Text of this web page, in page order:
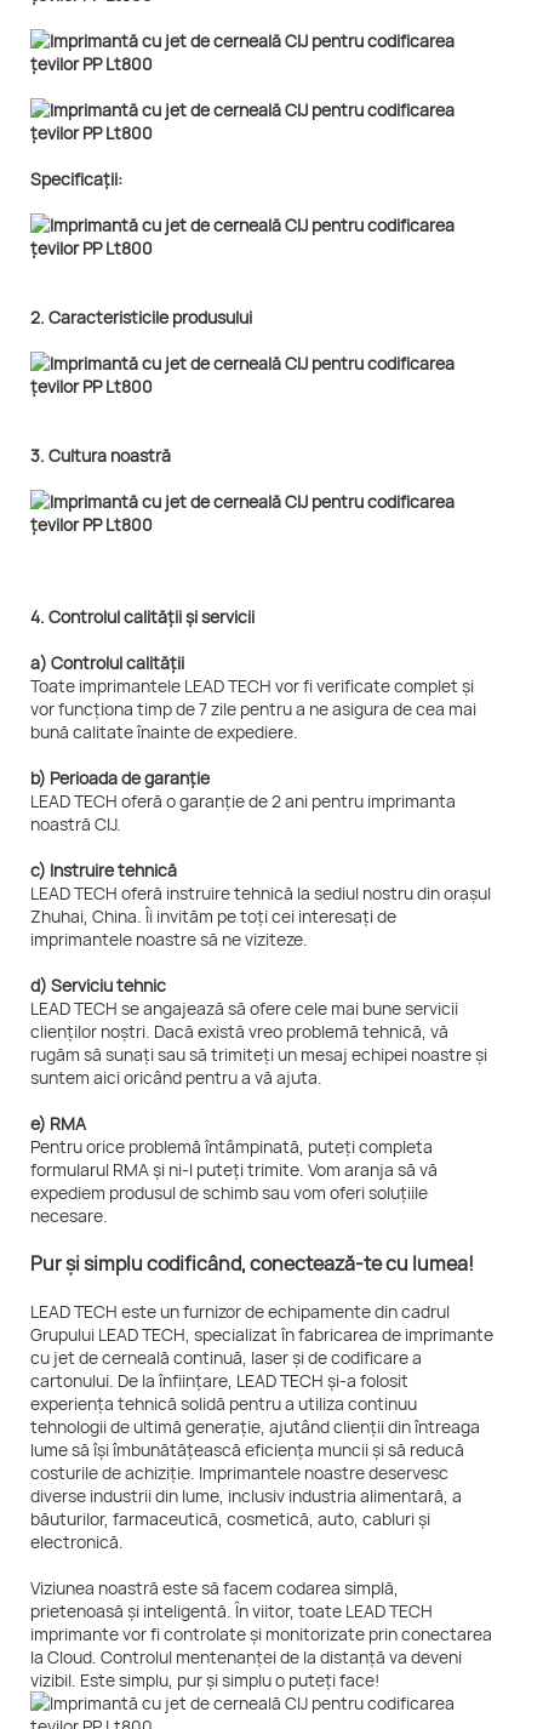
Specificații:
2. Caracteristicile produsului
3. Cultura noastră
4. Controlul calității și servicii
a) Controlul calității
Toate imprimantele LEAD TECH vor fi verificate complet și
vor funcționa timp de 7 zile pentru a ne asigura de cea mai
bună calitate înainte de expediere.
b) Perioada de garanție
LEAD TECH oferă o garanție de 2 ani pentru imprimanta
noastră CIJ.
c) Instruire tehnică
LEAD TECH oferă instruire tehnică la sediul nostru din orașul
Zhuhai, China. Îi invităm pe toți cei interesați de
imprimantele noastre să ne viziteze.
d) Serviciu tehnic
LEAD TECH se angajează să ofere cele mai bune servicii
clienților noștri. Dacă există vreo problemă tehnică, vă
rugăm să sunați sau să trimiteți un mesaj echipei noastre și
suntem aici oricând pentru a vă ajuta.
e) RMA
Pentru orice problemă întâmpinată, puteți completa
formularul RMA și ni-l puteți trimite. Vom aranja să vă
expediem produsul de schimb sau vom oferi soluțiile
necesare.
Pur și simplu codificând, conectează-te cu lumea!
LEAD TECH este un furnizor de echipamente din cadrul
Grupului LEAD TECH, specializat în fabricarea de imprimante
cu jet de cerneală continuă, laser și de codificare a
cartonului. De la înființare, LEAD TECH și-a folosit
experiența tehnică solidă pentru a utiliza continuu
tehnologii de ultimă generație, ajutând clienții din întreaga
lume să își îmbunătățească eficiența muncii și să reducă
costurile de achiziție. Imprimantele noastre deservesc
diverse industrii din lume, inclusiv industria alimentară, a
băuturilor, farmaceutică, cosmetică, auto, cabluri și
electronică.
Viziunea noastră este să facem codarea simplă,
prietenoasă și inteligentă. În viitor, toate LEAD TECH
imprimante vor fi controlate și monitorizate prin conectarea
la Cloud. Controlul mentenanței de la distanță va deveni
vizibil. Este simplu, pur și simplu o puteți face!